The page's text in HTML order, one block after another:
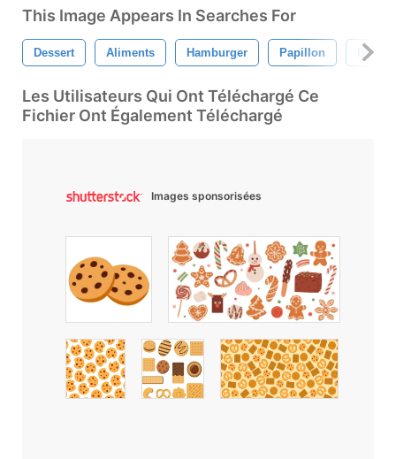
This Image Appears In Searches For
Dessert Aliments Hamburger Papillon Biscuit
Les Utilisateurs Qui Ont Téléchargé Ce
Fichier Ont Également Téléchargé
Images sponsorisées